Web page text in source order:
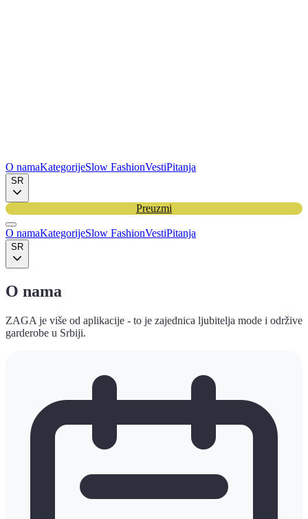
O namaKategorijeSlow FashionVestiPitanja
SR
Preuzmi
O namaKategorijeSlow FashionVestiPitanja
SR
O nama
ZAGA je više od aplikacije - to je zajednica ljubitelja mode i održive
garderobe u Srbiji.